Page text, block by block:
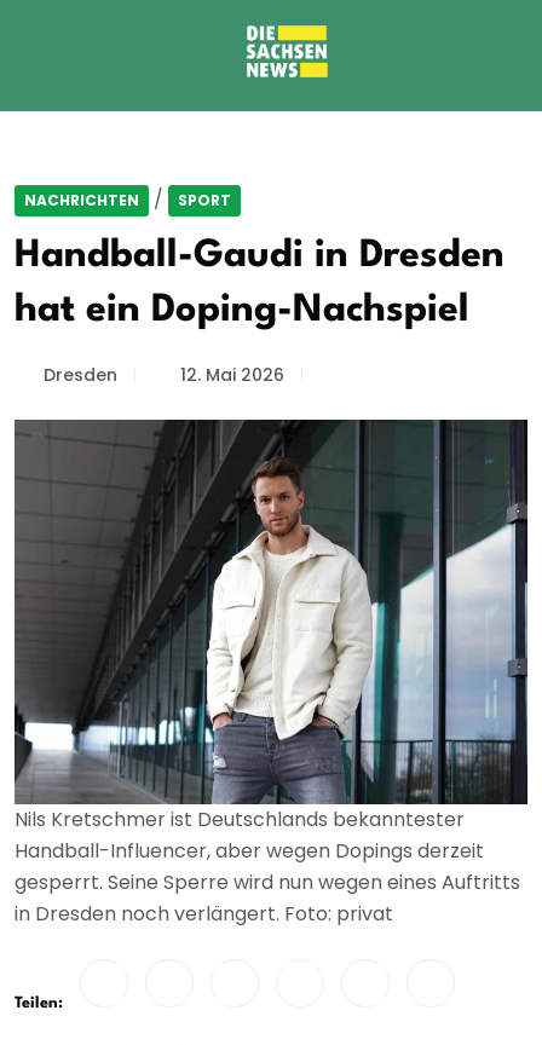
NACHRICHTEN / SPORT
Handball-Gaudi in Dresden
hat ein Doping-Nachspiel
Dresden 12. Mai 2026
Nils Kretschmer ist Deutschlands bekanntester
Handball-Influencer, aber wegen Dopings derzeit
gesperrt. Seine Sperre wird nun wegen eines Auftritts
in Dresden noch verlängert. Foto: privat
Teilen: